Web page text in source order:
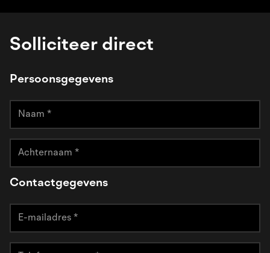
Solliciteer direct
Persoonsgegevens
Contactgegevens